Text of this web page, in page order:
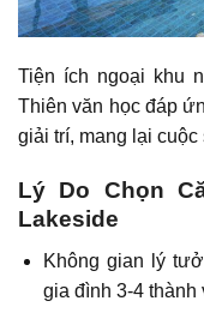
Tiện ích ngoại khu
Thiên văn học đáp
giải trí, mang lại
Lý Do Chọn
Lakeside
Không gian lý
gia đình 3-4 thành